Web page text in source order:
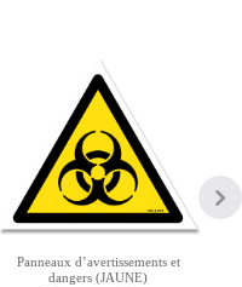
Panneaux d’avertissements et
dangers (JAUNE)